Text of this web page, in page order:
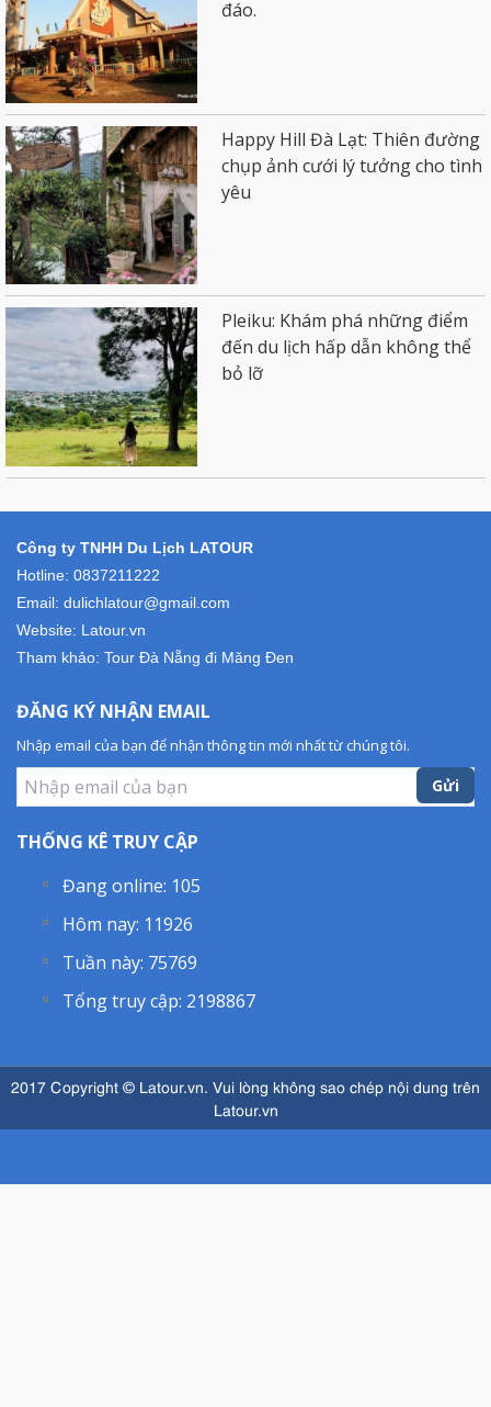
đáo.
Happy Hill Đà Lạt: Thiên đường
chụp ảnh cưới lý tưởng cho tình
yêu
Pleiku: Khám phá những điểm
đến du lịch hấp dẫn không thể
bỏ lỡ
Công ty TNHH Du Lịch LATOUR
Hotline: 0837211222
Email: dulichlatour@gmail.com
Website: Latour.vn
Tham khảo: Tour Đà Nẵng đi Măng Đen
ĐĂNG KÝ NHẬN EMAIL
Nhập email của bạn để nhận thông tin mới nhất từ chúng tôi.
Gửi
THỐNG KÊ TRUY CẬP
Đang online: 105
Hôm nay: 11926
Tuần này: 75769
Tổng truy cập: 2198867
2017 Copyright © Latour.vn. Vui lòng không sao chép nội dung trên
Latour.vn